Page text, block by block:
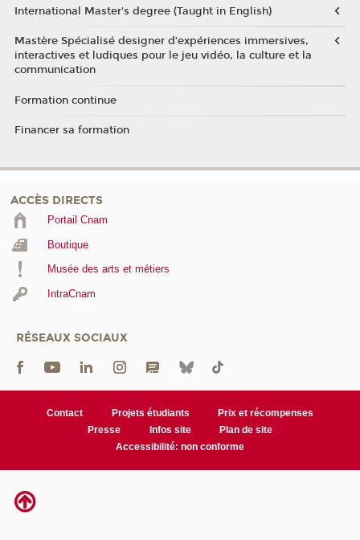
International Master's degree (Taught in English)
Mastère Spécialisé designer d’expériences immersives,
interactives et ludiques pour le jeu vidéo, la culture et la
communication
Formation continue
Financer sa formation
ACCÈS DIRECTS
Portail Cnam
Boutique
Musée des arts et métiers
IntraCnam
RÉSEAUX SOCIAUX
Contact Projets étudiants
Prix et récompenses
Presse
Infos site
Plan de site
Accessibilité: non conforme